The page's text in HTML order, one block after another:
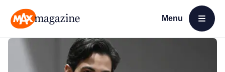
Menu
Open menu